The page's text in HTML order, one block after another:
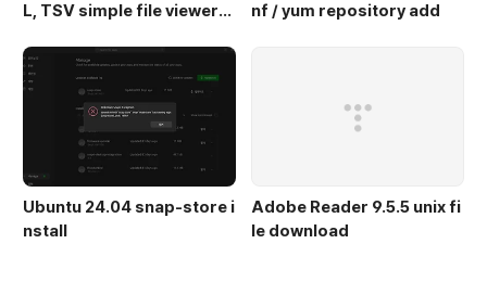
L, TSV simple file viewer
nf / yum repository add
Ubuntu 24.04 snap-store i
nstall
Adobe Reader 9.5.5 unix fi
le download